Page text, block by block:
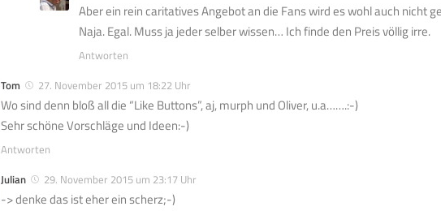
Aber ein rein caritatives Angebot an die Fans wird es wohl auch nicht
Naja. Egal. Muss ja jeder selber wissen… Ich finde den Preis völlig irre.
Antworten
Tom
27. November 2015 um 18:22 Uhr
Wo sind denn bloß all die “Like Buttons”, aj, murph und Oliver, u.a…….:-)
Sehr schöne Vorschläge und Ideen:-)
Antworten
Julian
29. November 2015 um 23:17 Uhr
-> denke das ist eher ein scherz;-)